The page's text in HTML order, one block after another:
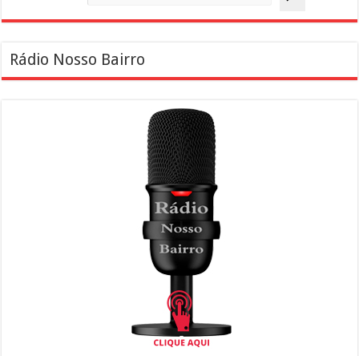
Rádio Nosso Bairro